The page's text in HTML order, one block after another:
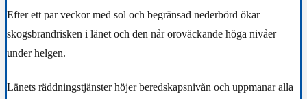
Efter ett par veckor med sol och begränsad nederbörd ökar
skogsbrandrisken i länet och den når oroväckande höga nivåer
under helgen.
Länets räddningstjänster höjer beredskapsnivån och uppmanar alla